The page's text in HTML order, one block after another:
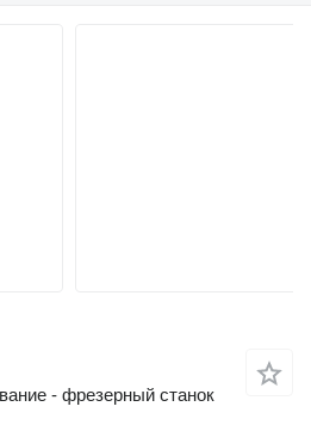
- фрезерный станок